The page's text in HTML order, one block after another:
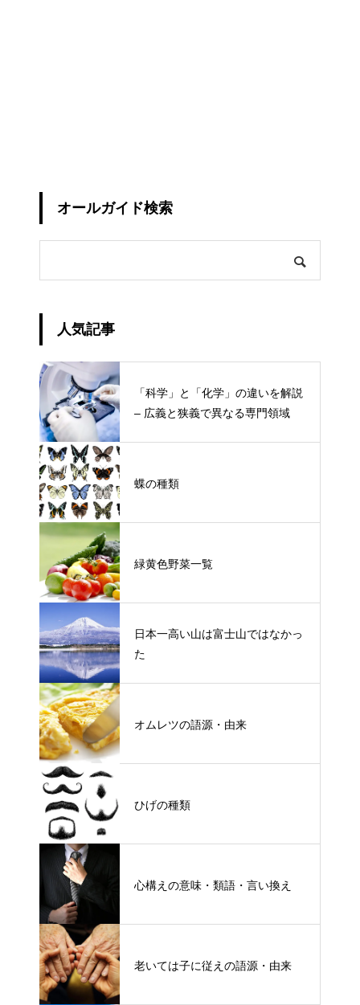
オールガイド検索
人気記事
「科学」と「化学」の違いを解説
– 広義と狭義で異なる専門領域
蝶の種類
緑黄色野菜一覧
日本一高い山は富士山ではなかっ
た
オムレツの語源・由来
ひげの種類
心構えの意味・類語・言い換え
老いては子に従えの語源・由来